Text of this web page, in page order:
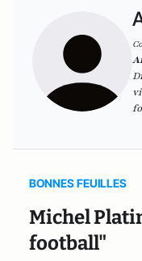
BONNES FEUILLES
Michel
football"